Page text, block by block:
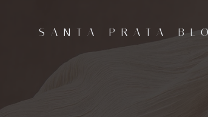
SANTA PRATA